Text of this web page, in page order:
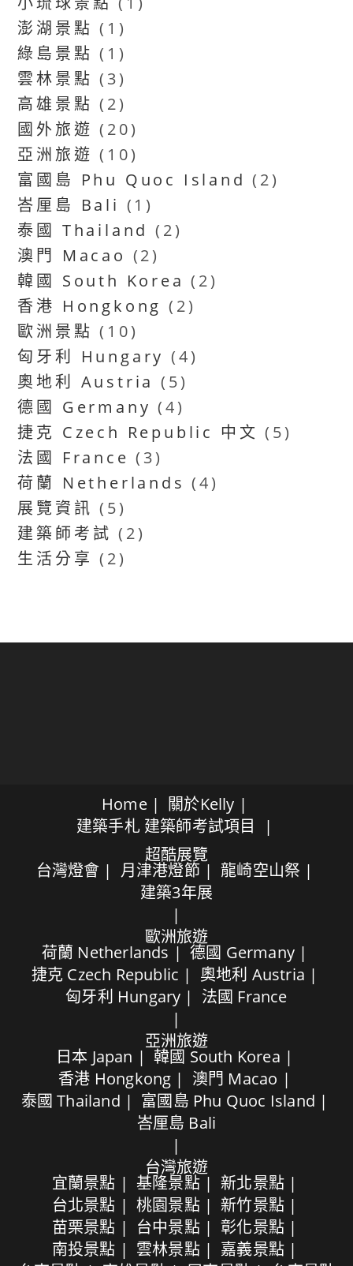
澎湖景點 (1)
綠島景點 (1)
雲林景點 (3)
高雄景點 (2)
國外旅遊 (20)
亞洲旅遊 (10)
富國島 Phu Quoc Island (2)
峇厘島 Bali (1)
泰國 Thailand (2)
澳門 Macao (2)
韓國 South Korea (2)
香港 Hongkong (2)
歐洲景點 (10)
匈牙利 Hungary (4)
奧地利 Austria (5)
德國 Germany (4)
捷克 Czech Republic 中文 (5)
法國 France (3)
荷蘭 Netherlands (4)
展覽資訊 (5)
建築師考試 (2)
生活分享 (2)
Home
關於Kelly
建築手札 建築師考試項目
超酷展覽
台灣燈會 月津港燈節
龍崎空山祭
建築3年展
歐洲旅遊
荷蘭 Netherlands
德國 Germany
捷克 Czech Republic
奧地利 Austria
匈牙利 Hungary
法國 France
亞洲旅遊
日本 Japan
韓國 South Korea
香港 Hongkong
澳門 Macao
泰國 Thailand
富國島 Phu Quoc Island
峇厘島 Bali
台灣旅遊
宜蘭景點 基隆景點
新北景點
台北景點
桃園景點
新竹景點
苗栗景點
台中景點
彰化景點
南投景點
雲林景點
嘉義景點